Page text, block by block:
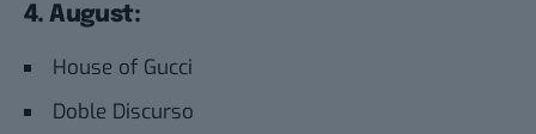
4. August:
House of Gucci
Doble Discurso